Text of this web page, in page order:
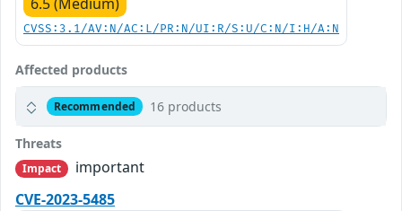
CVSS:3.1/AV:N/AC:L/PR:N/UI:R/S:U/C:N/I:H/A:N
Affected products
Recommended 16 products
Threats
Impact
important
CVE-2023-5485